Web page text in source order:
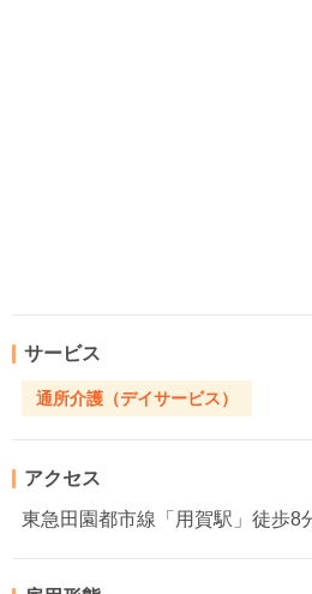
サービス
通所介護（デイサービス）
アクセス
東急田園都市線「用賀駅」徒歩8